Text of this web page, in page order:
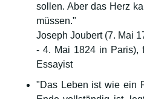
sollen. Aber das Herz
müssen."
Joseph Joubert (7. Mai
- 4. Mai 1824 in Paris),
Essayist
"Das Leben ist wie ein